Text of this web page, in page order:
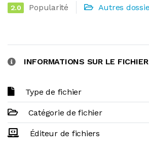
2.0 Popularité Autres
INFORMATIONS SUR LE
Type de fichier
Catégorie de fichier
Éditeur de fichiers